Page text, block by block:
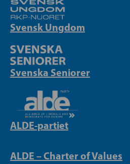
Svensk Ungdom
Svenska Seniorer
ALDE-partiet
ALDE – Charter of Values